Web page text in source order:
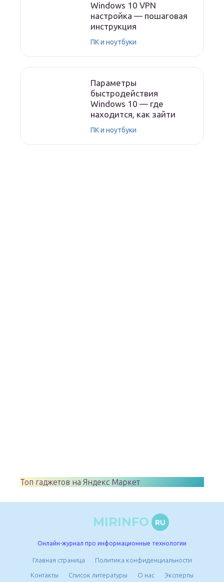
Windows 10 VPN
настройка — пошаговая
инструкция
ПК и ноутбуки
Параметры
быстродействия
Windows 10 — где
находится, как зайти
ПК и ноутбуки
Топ гаджетов на Яндекс Маркет
MIRINFO RU
Онлайн-журнал про информационные технологии
Главная страница Политика конфиденциальности
Контакты Список литературы О нас Эксперты